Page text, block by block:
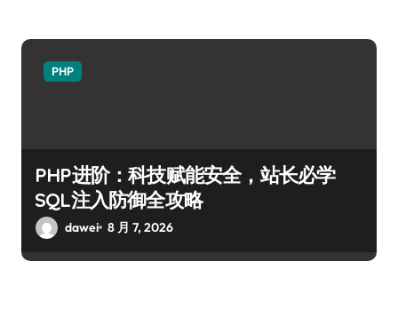
PHP
PHP进阶：科技赋能安全，站长必学
SQL注入防御全攻略
dawei 8 月 7, 2026